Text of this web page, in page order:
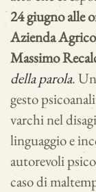
24 giugno alle
Azienda
Massimo
della parola.
gesto
varchi nel
linguaggio e
autorevoli
caso di